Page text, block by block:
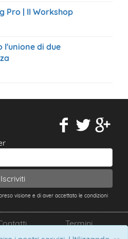
Pro | Il Workshop
l'unione di due
visione e di aver accettato le condizioni
Termini